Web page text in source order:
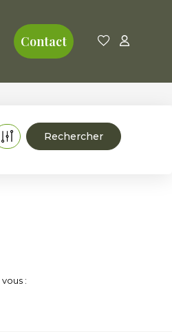
Contact
: